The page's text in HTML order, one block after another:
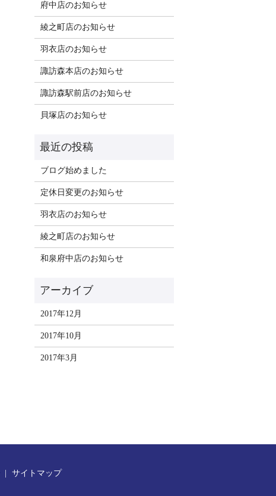
府中店のお知らせ
綾之町店のお知らせ
羽衣店のお知らせ
諏訪森本店のお知らせ
諏訪森駅前店のお知らせ
貝塚店のお知らせ
ブログ始めました
定休日変更のお知らせ
羽衣店のお知らせ
綾之町店のお知らせ
和泉府中店のお知らせ
2017年12月
2017年10月
2017年3月
サイトマップ